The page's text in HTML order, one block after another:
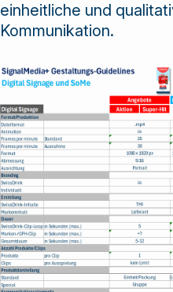
einheitliche und
Kommunikation.